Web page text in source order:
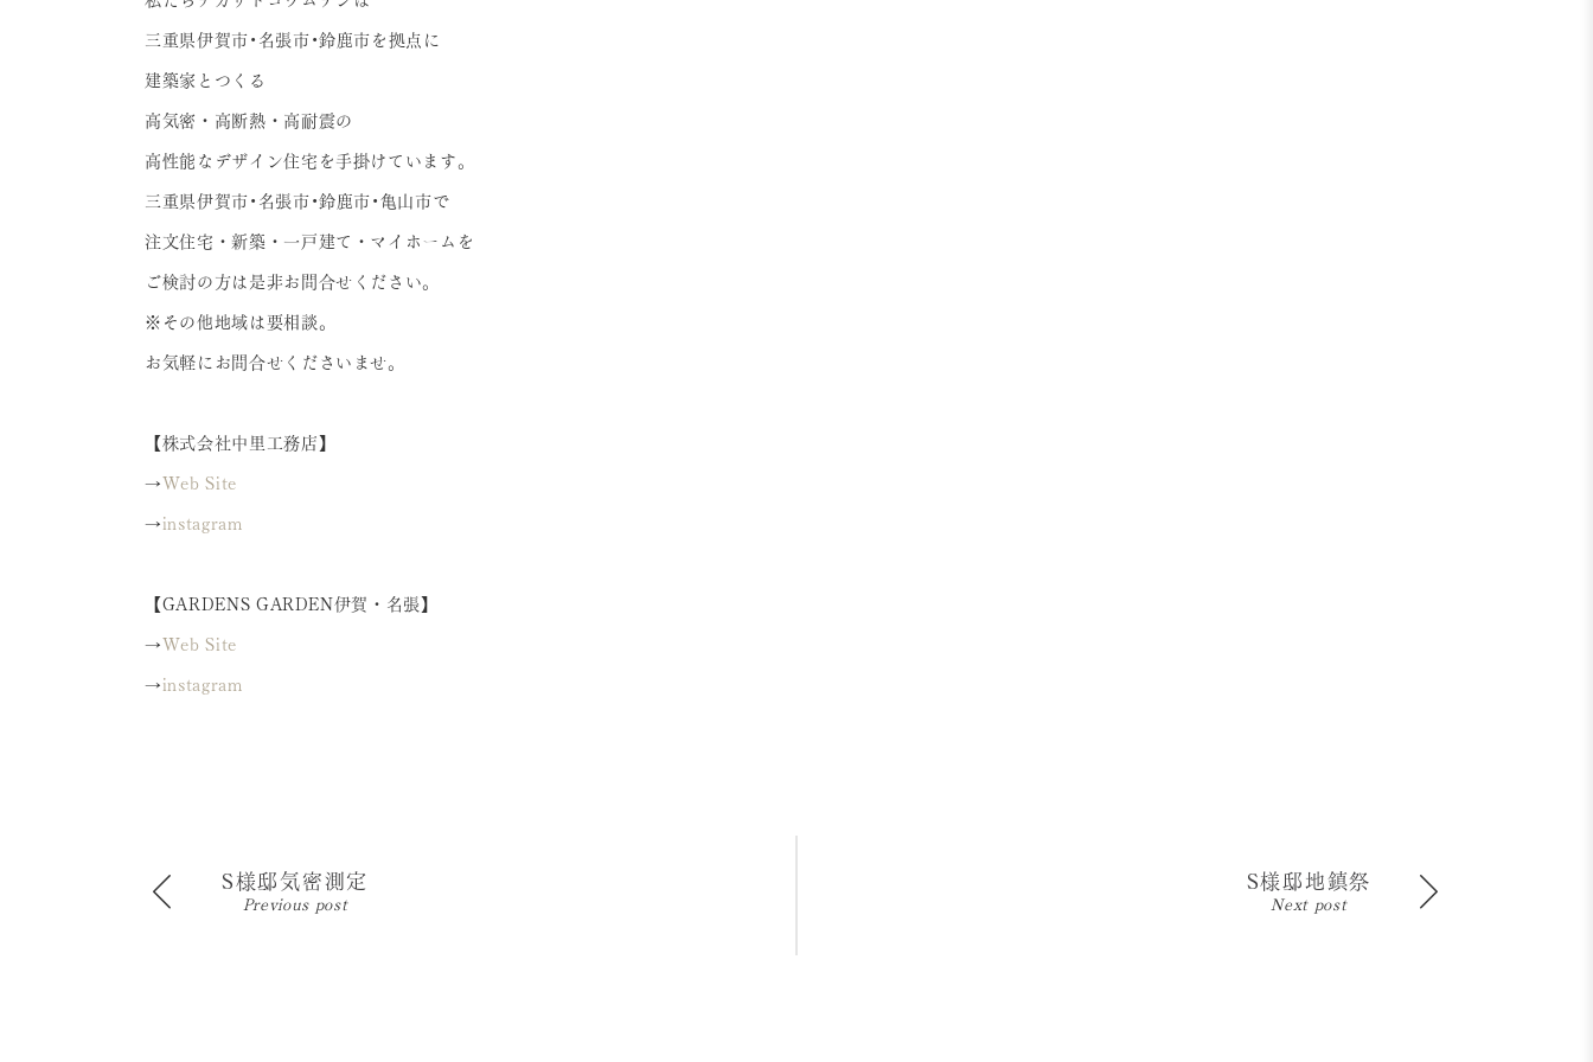
三重県伊賀市•名張市•鈴鹿市を拠点に
建築家とつくる
高気密・高断熱・高耐震の
高性能なデザイン住宅を手掛けています。
三重県伊賀市•名張市•鈴鹿市•亀山市で
注文住宅・新築・一戸建て・マイホームを
ご検討の方は是非お問合せください。
※その他地域は要相談。
お気軽にお問合せくださいませ。
【株式会社中里工務店】
→ Web Site
→ instagram
【GARDENS GARDEN伊賀・名張】
→ Web Site
→ instagram
S様邸気密測定
Previous post
S様邸地鎮祭
Next post